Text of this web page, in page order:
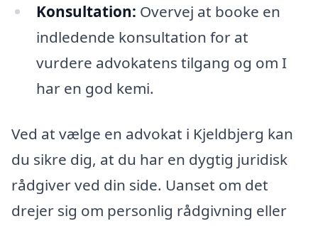
Konsultation: Overvej at booke en
indledende konsultation for at
vurdere advokatens tilgang og om I
har en god kemi.
Ved at vælge en advokat i Kjeldbjerg kan
du sikre dig, at du har en dygtig juridisk
rådgiver ved din side. Uanset om det
drejer sig om personlig rådgivning eller